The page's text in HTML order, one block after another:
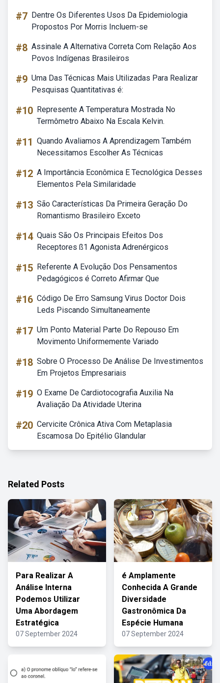
#7 Dentre Os Diferentes Usos Da Epidemiologia
Propostos Por Morris Incluem-se
#8 Assinale A Alternativa Correta Com Relação Aos
Povos Indígenas Brasileiros
#9 Uma Das Técnicas Mais Utilizadas Para Realizar
Pesquisas Quantitativas é:
#10 Represente A Temperatura Mostrada No
Termômetro Abaixo Na Escala Kelvin.
#11 Quando Avaliamos A Aprendizagem Também
Necessitamos Escolher As Técnicas
#12 A Importância Econômica E Tecnológica Desses
Elementos Pela Similaridade
#13 São Características Da Primeira Geração Do
Romantismo Brasileiro Exceto
#14 Quais São Os Principais Efeitos Dos
Receptores ß1 Agonista Adrenérgicos
#15 Referente A Evolução Dos Pensamentos
Pedagógicos é Correto Afirmar Que
#16 Código De Erro Samsung Virus Doctor Dois
Leds Piscando Simultaneamente
#17 Um Ponto Material Parte Do Repouso Em
Movimento Uniformemente Variado
#18 Sobre O Processo De Análise De Investimentos
Em Projetos Empresariais
#19 O Exame De Cardiotocografia Auxilia Na
Avaliação Da Atividade Uterina
#20 Cervicite Crônica Ativa Com Metaplasia
Escamosa Do Epitélio Glandular
Related Posts
Para Realizar A
Análise Interna
Podemos Utilizar
Uma Abordagem
Estratégica
07 September 2024
é Amplamente
Conhecida A Grande
Diversidade
Gastronômica Da
Espécie Humana
07 September 2024